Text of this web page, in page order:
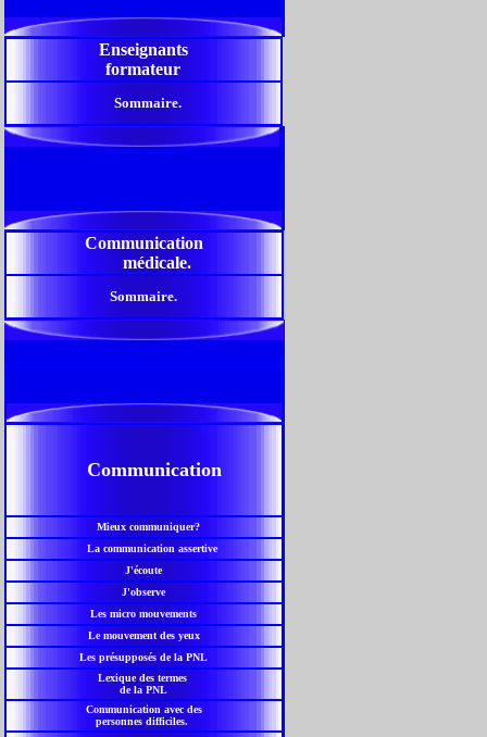
Enseignants
formateur
Sommaire.
Communication
médicale.
Sommaire.
Communication
Mieux communiquer?
La communication assertive
J'écoute
J'observe
Les micro mouvements
Le mouvement des yeux
Les présupposés de la PNL
Lexique des termes
de la PNL
Communication avec des
personnes difficiles.